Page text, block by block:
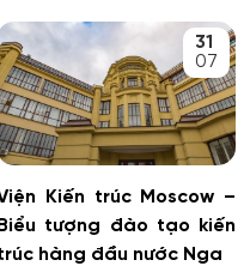
31
07
Kiến trúc Moscow –
tượng đào tạo kiến
hàng đầu nước Nga